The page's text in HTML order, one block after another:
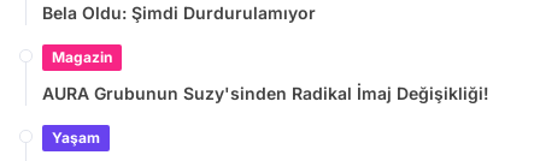
Bela Oldu: Şimdi Durdurulamıyor
Magazin
AURA Grubunun Suzy'sinden Radikal İmaj Değişikliği!
Yaşam